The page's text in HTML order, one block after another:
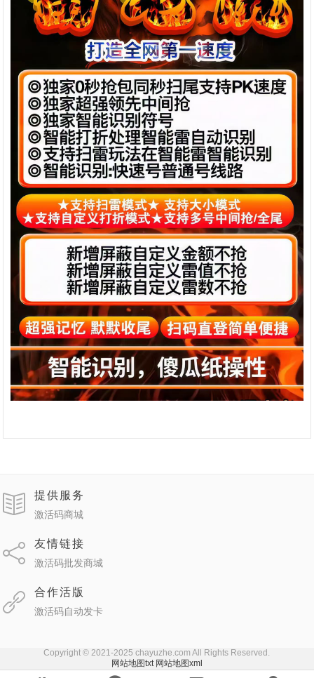
提供服务
激活码商城
友情链接
激活码批发商城
合作活版
激活码自动发卡
Copyright © 2021-2025 chayuzhe.com All Rights Reserved.
网站地图txt 网站地图xml